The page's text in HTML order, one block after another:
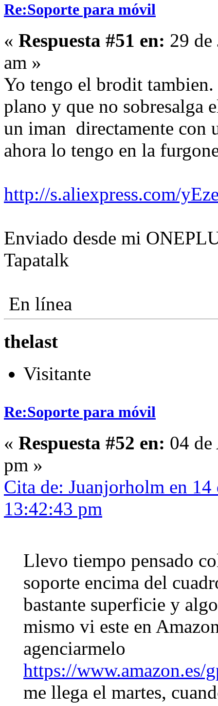
Re:Soporte para móvil
« Respuesta #51 en: 29
am »
Yo tengo el brodit
plano y que no sobresalga
un iman directamente con
ahora lo tengo en la
http://s.aliexpress.com/
Enviado desde mi
Tapatalk
En línea
thelast
Visitante
Re:Soporte para móvil
« Respuesta #52 en: 04
pm »
Cita de: Juanjorholm en 14
13:42:43 pm
Llevo tiempo pensado
soporte encima del
bastante superficie y
mismo vi este en
agenciarmelo
https://www.amazon.es/
me llega el martes,